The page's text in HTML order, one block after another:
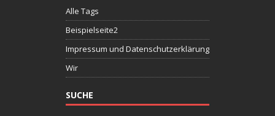
Alle Tags
Beispielseite2
Impressum und Datenschutzerklärung
Wir
SUCHE